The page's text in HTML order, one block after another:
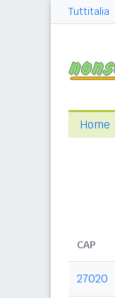
Tuttitalia
Home
CAP
27020